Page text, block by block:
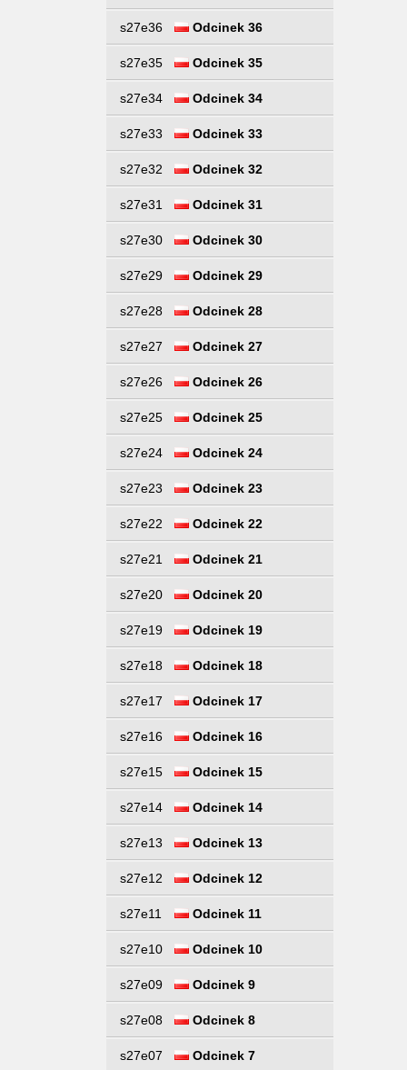
s27e36 Odcinek 36
s27e35 Odcinek 35
s27e34 Odcinek 34
s27e33 Odcinek 33
s27e32 Odcinek 32
s27e31 Odcinek 31
s27e30 Odcinek 30
s27e29 Odcinek 29
s27e28 Odcinek 28
s27e27 Odcinek 27
s27e26 Odcinek 26
s27e25 Odcinek 25
s27e24 Odcinek 24
s27e23 Odcinek 23
s27e22 Odcinek 22
s27e21 Odcinek 21
s27e20 Odcinek 20
s27e19 Odcinek 19
s27e18 Odcinek 18
s27e17 Odcinek 17
s27e16 Odcinek 16
s27e15 Odcinek 15
s27e14 Odcinek 14
s27e13 Odcinek 13
s27e12 Odcinek 12
s27e11 Odcinek 11
s27e10 Odcinek 10
s27e09 Odcinek 9
s27e08 Odcinek 8
s27e07 Odcinek 7